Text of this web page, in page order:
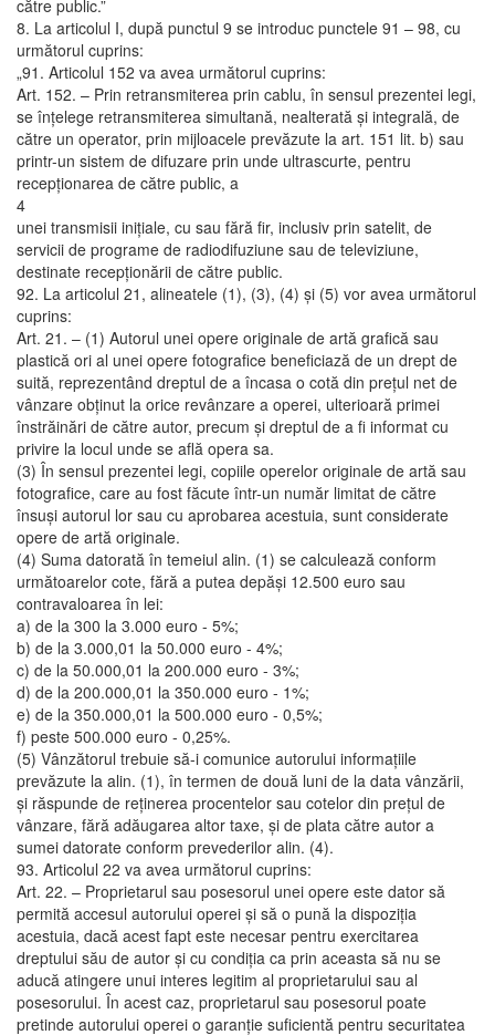
către public.”
8. La articolul I, după punctul 9 se introduc punctele 91 – 98, cu
următorul cuprins:
„91. Articolul 152 va avea următorul cuprins:
Art. 152. – Prin retransmiterea prin cablu, în sensul prezentei legi,
se înţelege retransmiterea simultană, nealterată şi integrală, de
către un operator, prin mijloacele prevăzute la art. 151 lit. b) sau
printr-un sistem de difuzare prin unde ultrascurte, pentru
recepţionarea de către public, a
4
unei transmisii iniţiale, cu sau fără fir, inclusiv prin satelit, de
servicii de programe de radiodifuziune sau de televiziune,
destinate recepţionării de către public.
92. La articolul 21, alineatele (1), (3), (4) şi (5) vor avea următorul
cuprins:
Art. 21. – (1) Autorul unei opere originale de artă grafică sau
plastică ori al unei opere fotografice beneficiază de un drept de
suită, reprezentând dreptul de a încasa o cotă din preţul net de
vânzare obţinut la orice revânzare a operei, ulterioară primei
înstrăinări de către autor, precum şi dreptul de a fi informat cu
privire la locul unde se află opera sa.
(3) În sensul prezentei legi, copiile operelor originale de artă sau
fotografice, care au fost făcute într-un număr limitat de către
însuşi autorul lor sau cu aprobarea acestuia, sunt considerate
opere de artă originale.
(4) Suma datorată în temeiul alin. (1) se calculează conform
următoarelor cote, fără a putea depăşi 12.500 euro sau
contravaloarea în lei:
a) de la 300 la 3.000 euro - 5%;
b) de la 3.000,01 la 50.000 euro - 4%;
c) de la 50.000,01 la 200.000 euro - 3%;
d) de la 200.000,01 la 350.000 euro - 1%;
e) de la 350.000,01 la 500.000 euro - 0,5%;
f) peste 500.000 euro - 0,25%.
(5) Vânzătorul trebuie să-i comunice autorului informaţiile
prevăzute la alin. (1), în termen de două luni de la data vânzării,
şi răspunde de reţinerea procentelor sau cotelor din preţul de
vânzare, fără adăugarea altor taxe, şi de plata către autor a
sumei datorate conform prevederilor alin. (4).
93. Articolul 22 va avea următorul cuprins:
Art. 22. – Proprietarul sau posesorul unei opere este dator să
permită accesul autorului operei şi să o pună la dispoziţia
acestuia, dacă acest fapt este necesar pentru exercitarea
dreptului său de autor şi cu condiţia ca prin aceasta să nu se
aducă atingere unui interes legitim al proprietarului sau al
posesorului. În acest caz, proprietarul sau posesorul poate
pretinde autorului operei o garanţie suficientă pentru securitatea